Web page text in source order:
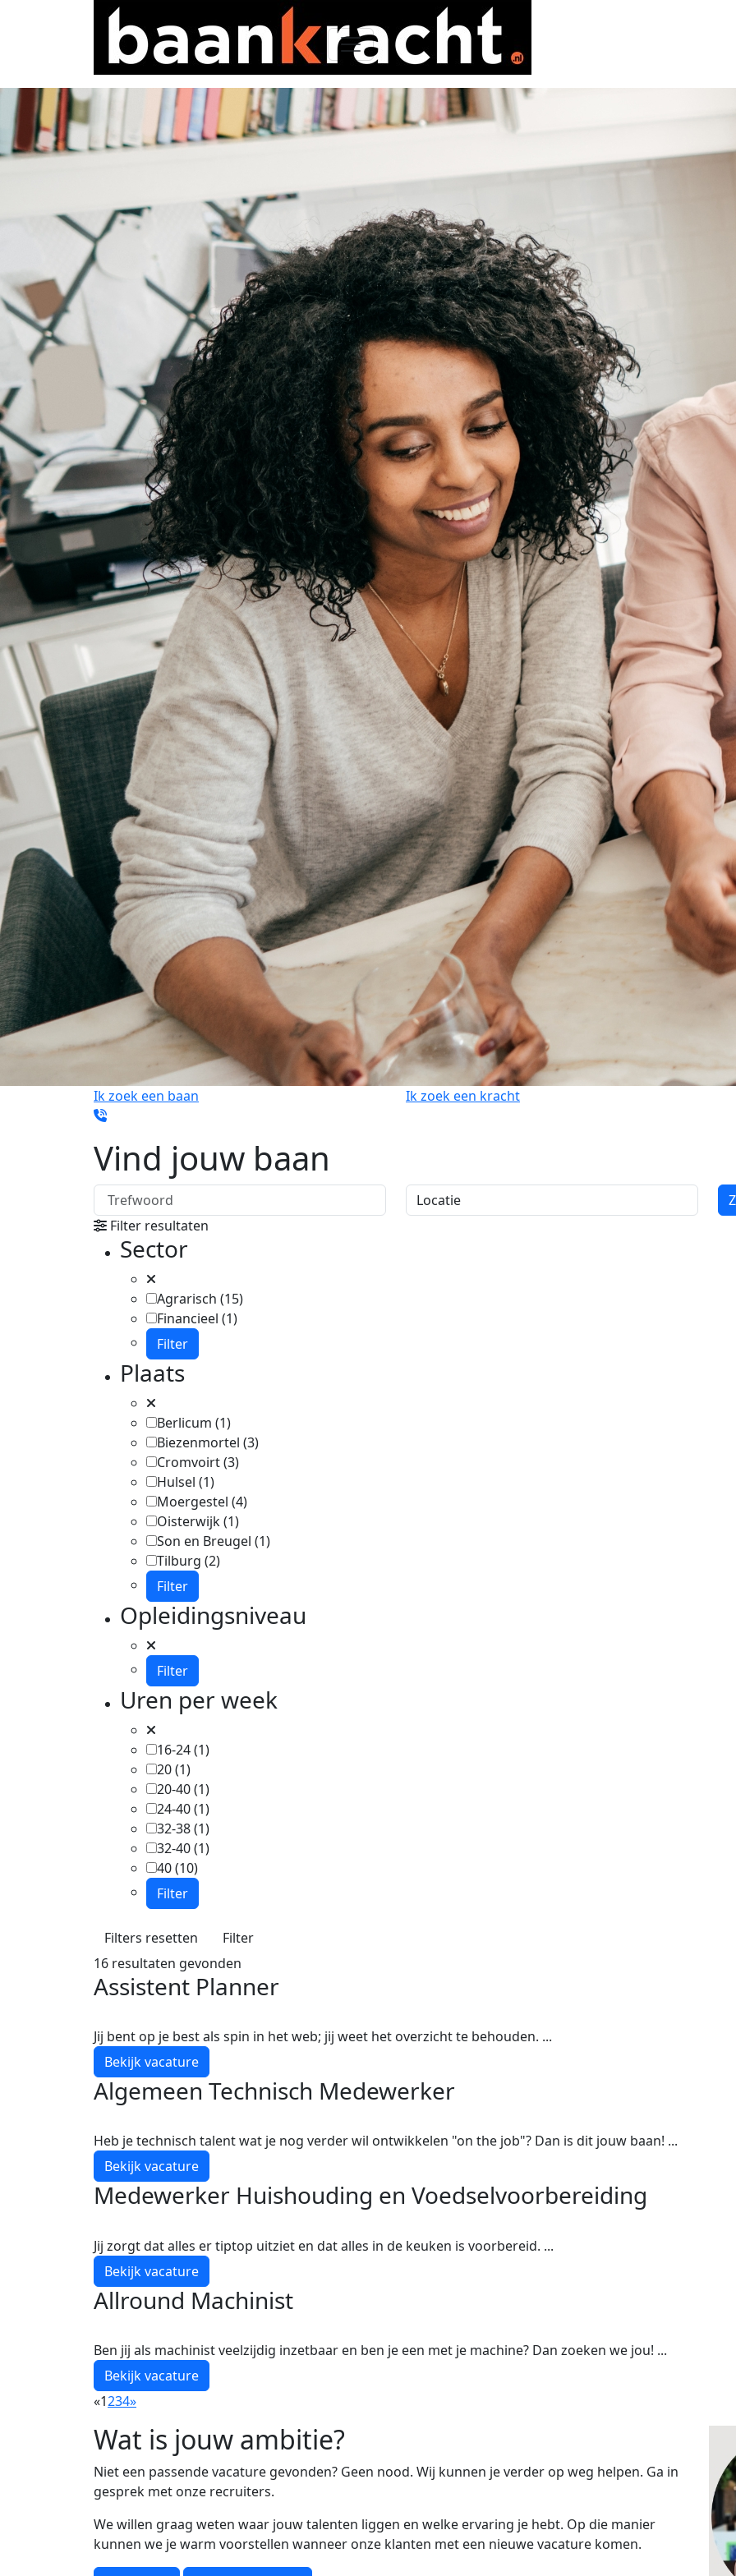
Ik zoek een baan Ik zoek een kracht
Vind jouw baan
Filter resultaten
Sector
Agrarisch (15)
Financieel (1)
Filter
Plaats
Berlicum (1)
Biezenmortel (3)
Cromvoirt(3)
Hulsel (1)
Moergestel (4)
Oisterwijk(1)
Son en Breugel (1)
Tilburg (2)
Filter
Opleidingsniveau
Filter
Uren per week
16-24(1)
20(1)
20-40(1)
24-40(1)
32-38(1)
32-40(1)
40(10)
Filter
Filters resetten
Filter
16 resultaten gevonden
Assistent Planner
Jij bent op je best als spin in het web; jij weet het overzicht te behouden. ...
Bekijk vacature
Algemeen Technisch Medewerker
Heb je technisch talent wat je nog verder wil ontwikkelen "on the job"? Dan is dit jouw baan! ...
Bekijk vacature
Medewerker Huishouding en Voedselvoorbereiding
Jij zorgt dat alles er tiptop uitziet en dat alles in de keuken is voorbereid. ...
Bekijk vacature
Allround Machinist
Ben jij als machinist veelzijdig inzetbaar en ben je een met je machine? Dan zoeken we jou! ...
Bekijk vacature
«1234»
Wat is jouw ambitie?
Niet een passende vacature gevonden? Geen nood. Wij kunnen je verder op weg helpen. Ga in
gesprek met onze recruiters.
We willen graag weten waar jouw talenten liggen en welke ervaring je hebt. Op die manier
kunnen we je warm voorstellen wanneer onze klanten met een nieuwe vacature komen.